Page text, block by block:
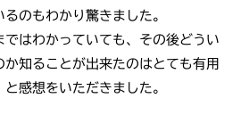
のもわかり驚きました。
はわかっていても、その後どうい
知ることが出来たのはとても有用
感想をいただきました。